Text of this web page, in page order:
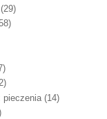
(29)
pieczenia (14)